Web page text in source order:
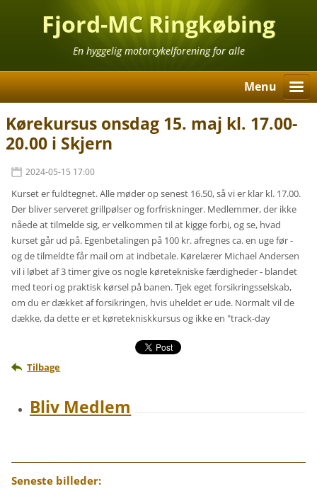
Fjord-MC Ringkøbing
En hyggelig motorcykelforening for alle
Menu
Kørekursus onsdag 15. maj kl. 17.00-
20.00 i Skjern
2024-05-15 17:00
Kurset er fuldtegnet. Alle møder op senest 16.50, så vi er klar kl. 17.00.
Der bliver serveret grillpølser og forfriskninger. Medlemmer, der ikke
nåede at tilmelde sig, er velkommen til at kigge forbi, og se, hvad
kurset går ud på. Egenbetalingen på 100 kr. afregnes ca. en uge før -
og de tilmeldte får mail om at indbetale. Kørelærer Michael Andersen
vil i løbet af 3 timer give os nogle køretekniske færdigheder - blandet
med teori og praktisk kørsel på banen. Tjek eget forsikringsselskab,
om du er dækket af forsikringen, hvis uheldet er ude. Normalt vil de
dække, da dette er et køretekniskkursus og ikke en "track-day
Tilbage
Bliv Medlem
Seneste billeder: